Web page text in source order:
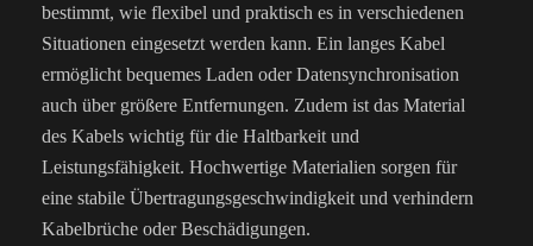
bestimmt, wie flexibel und praktisch es in verschiedenen
Situationen eingesetzt werden kann. Ein langes Kabel
ermöglicht bequemes Laden oder Datensynchronisation
auch über größere Entfernungen. Zudem ist das Material
des Kabels wichtig für die Haltbarkeit und
Leistungsfähigkeit. Hochwertige Materialien sorgen für
eine stabile Übertragungsgeschwindigkeit und verhindern
Kabelbrüche oder Beschädigungen.